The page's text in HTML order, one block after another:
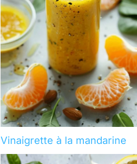
Vinaigrette à la mandarine